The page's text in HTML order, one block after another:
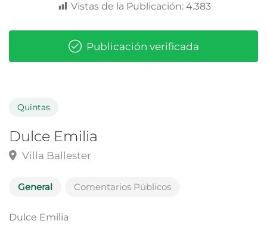
Vistas de la Publicación: 4.383
Publicación verificada
Quintas
Dulce Emilia
Villa Ballester
General Comentarios Públicos
Dulce Emilia